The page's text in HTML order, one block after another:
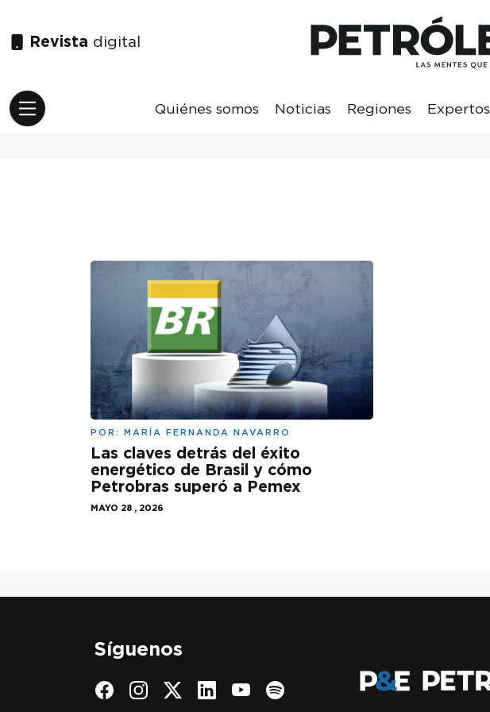
Revista digital
Quiénes somos Noticias Regiones Expertos
POR: MARÍA FERNANDA NAVARRO
Las claves detrás del éxito
energético de Brasil y cómo
Petrobras superó a Pemex
MAYO 28 , 2026
Síguenos